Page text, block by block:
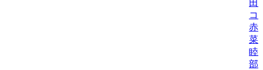
田
コ
赤
菜/
睦/
部